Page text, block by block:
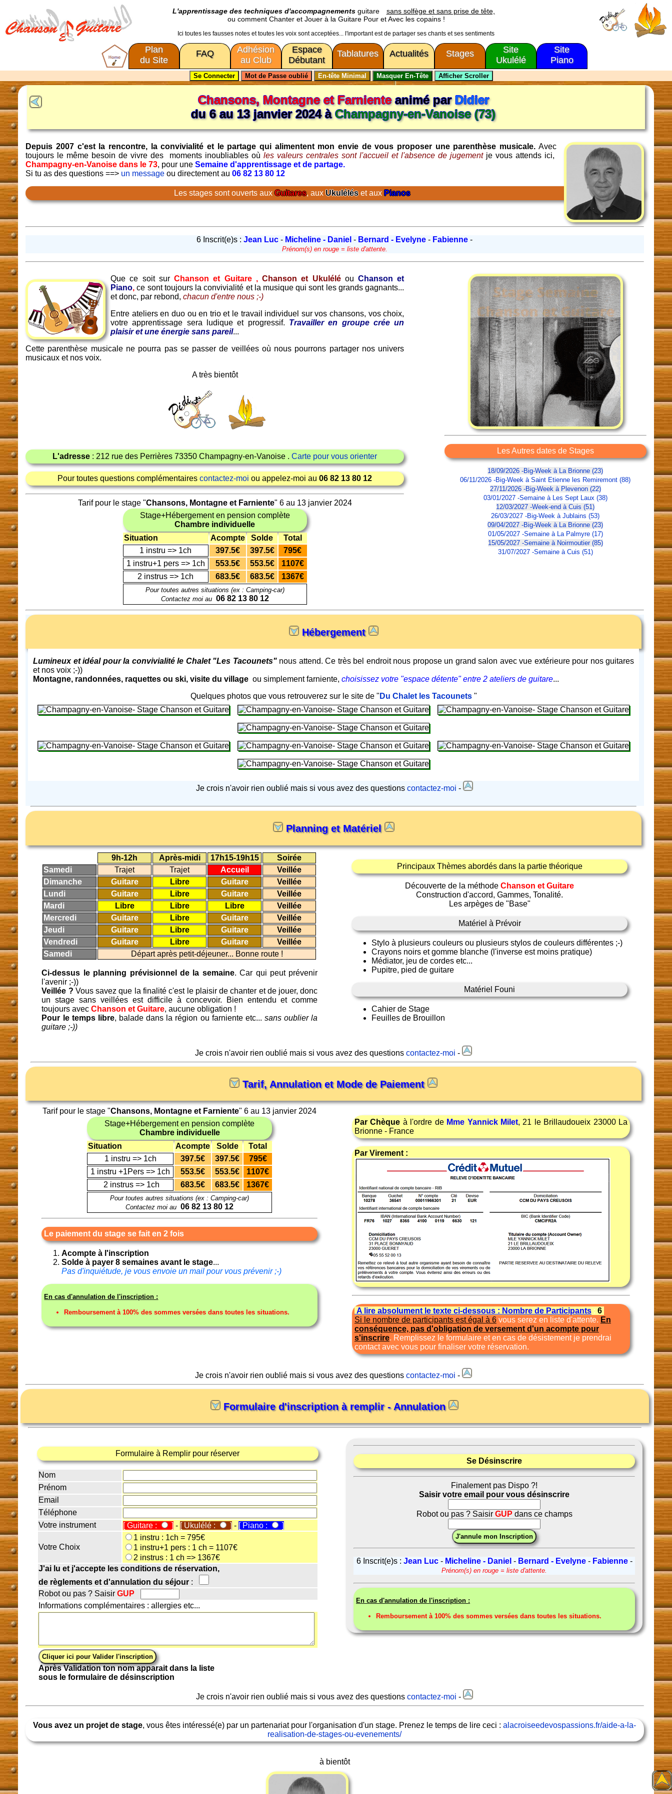
L'apprentissage des techniques d'accompagnementsguitare
sans solfège et sans prise de tête,
ou comment Chanter et Jouer à la Guitare Pour et Avec les copains !
Ici toutes les fausses notes et toutes les voix sont acceptées... l'important est de partager ses chants et ses sentiments
Plan
du Site
FAQ
Adhésion
au Club
Espace
Débutant
Tablatures Actualités Stages
Site
Ukulélé
Site
Piano
Chansons, Montagne et Farnienteanimé parDidier
du 6 au 13 janvier 2024 àChampagny-en-Vanoise (73)
Depuis 2007 c'est la rencontre, la convivialité et le partage qui alimentent mon envie de vous proposer une parenthèse musicale.Avec
toujours le même besoin de vivre des moments inoubliables où les valeurs centrales sont l'accueil et l'absence de jugementje vous attends ici,
Champagny-en-Vanoise dans le 73, pour uneSemaine d'apprentissage et de partage.
Si tu as des questions ==> un message ou directement au06 82 13 80 12
Les stages sont ouverts auxGuitares, aux Ukuléléset aux Pianos
6 Inscrit(e)s :Jean Luc - Micheline - Daniel- Bernard - Evelyne- Fabienne -
Prénom(s) en rouge = liste d'attente.
Que ce soit surChanson et Guitare ,Chanson et Ukulélé ou Chanson et
Piano,ce sont toujours la convivialité et la musique qui sont les grands gagnants...
et donc, par rebond,chacun d'entre nous ;-)
Entre ateliers en duo ou en trio et le travail individuel sur vos chansons, vos choix,
votre apprentissage sera ludique et progressif. Travailler en groupe crée un
plaisir et une énergie sans pareil...
Cette parenthèse musicale ne pourra pas se passer de veillées où nous pourrons partager nos univers
musicaux et nos voix.
A très bientôt
L'adresse : 212 rue des Perrières 73350 Champagny-en-Vanoise .Carte pour vous orienter
Pour toutes questions complémentairescontactez-moi ou appelez-moi au06 82 13 80 12
Tarif pour le stage "Chansons, Montagne et Farniente" 6 au 13 janvier 2024
Stage+Hébergement en pension complète
Chambre individuelle
Situation
Acompte Solde
Total
1 instru => 1ch
397.5€ 397.5€
795€
1 instru+1 pers => 1ch
553.5€ 553.5€
1107€
2 instrus => 1ch
683.5€ 683.5€ 1367€
Pour toutes autres situations (ex : Camping-car)
Contactez moi au 06 82 13 80 12
Les Autres dates de Stages
18/09/2026 -Big-Week à La Brionne (23)
06/11/2026 -Big-Week à Saint Etienne les Remiremont (88)
27/11/2026 -Big-Week à Plevenon (22)
03/01/2027 -Semaine à Les Sept Laux (38)
12/03/2027 -Week-end à Cuis (51)
26/03/2027 -Big-Week à Jublains (53)
09/04/2027 -Big-Week à La Brionne (23)
01/05/2027 -Semaine à La Palmyre (17)
15/05/2027 -Semaine à Noirmoutier (85)
31/07/2027 -Semaine à Cuis (51)
Hébergement
Lumineux et idéal pour la convivialité le Chalet "Les Tacounets"nous attend. Ce très bel endroit nous propose un grand salon avec vue extérieure pour nos guitares
et nos voix ;-))
Montagne, randonnées, raquettes ou ski, visite du village ou simplement farniente,choisissez votre "espace détente" entre 2 ateliers de guitare...
Quelques photos que vous retrouverez sur le site de " Du Chalet les Tacounets "
Je crois n'avoir rien oublié mais si vous avez des questionscontactez-moi -
Planning et Matériel
9h-12h Après-midi 17h15-19h15
Soirée
Samedi
Trajet Trajet Accueil
Veillée
Dimanche
Guitare Libre Guitare
Veillée
Lundi
Guitare Libre Guitare
Veillée
Mardi
Libre Libre Libre
Veillée
Mercredi
Guitare Libre Guitare
Veillée
Jeudi
Guitare Libre Guitare
Veillée
Vendredi
Guitare Libre Guitare
Veillée
Samedi
Départ après petit-déjeuner... Bonne route !
Ci-dessus le planning prévisionnel de la semaine. Car qui peut prévenir
l'avenir ;-))
Veillée ? Vous savez que la finalité c'est le plaisir de chanter et de jouer, donc
un stage sans veillées est difficile à concevoir. Bien entendu et comme
toujours avecChanson et Guitare, aucune obligation !
Pour le temps libre, balade dans la région ou farniente etc...sans oublier la
guitare ;-))
Principaux Thèmes abordés dans la partie théorique
Découverte de la méthodeChanson et Guitare
Construction d'accord, Gammes, Tonalité.
Les arpèges de "Base"
Matériel à Prévoir
Stylo à plusieurs couleurs ou plusieurs stylos de couleurs différentes ;-)
Crayons noirs et gomme blanche (l'inverse est moins pratique)
Médiator, jeu de cordes etc...
Pupitre, pied de guitare
Matériel Founi
Cahier de Stage
Feuilles de Brouillon
Je crois n'avoir rien oublié mais si vous avez des questionscontactez-moi -
Tarif, Annulation et Mode de Paiement
Tarif pour le stage "Chansons, Montagne et Farniente" 6 au 13 janvier 2024
Stage+Hébergement en pension complète
Chambre individuelle
Situation
Acompte Solde
Total
1 instru => 1ch
397.5€ 397.5€
795€
1 instru +1Pers => 1ch
553.5€ 553.5€
1107€
2 instrus => 1ch
683.5€ 683.5€ 1367€
Pour toutes autres situations (ex : Camping-car)
Contactez moi au 06 82 13 80 12
Le paiement du stage se fait en 2 fois
Acompte à l'inscription
Solde à payer 8 semaines avant le stage...
Pas d'inquiétude, je vous envoie un mail pour vous prévenir ;-)
En cas d'annulation de l'inscription :
Remboursement à 100% des sommes versées dans toutes les situations.
Par Chèque à l'ordre de Mme Yannick Milet, 21 le Brillaudoueix 23000 La
Brionne - France
Par Virement :
A lire absolument le texte ci-dessous : Nombre de Participants: 6
Si le nombre de participants est égal à 6vous serez en liste d'attente. En
conséquence, pas d'obligation de versement d'un acompte pour
s'inscrire. Remplissez le formulaire et en cas de désistement je prendrai
contact avec vous pour finaliser votre réservation.
Je crois n'avoir rien oublié mais si vous avez des questionscontactez-moi -
Formulaire d'inscription à remplir - Annulation
Formulaire à Remplir pour réserver
Nom
Prénom
Email
Téléphone
Votre instrument
[ Guitare : ] - [ Ukulélé : ] - [ Piano : ]
Votre Choix
1 instru : 1ch = 795€
1 instru+1 pers : 1 ch = 1107€
2 instrus : 1 ch => 1367€
J'ai lu et j'accepte les conditions de réservation,
de règlements et d'annulation du séjour:
Robot ou pas ? Saisir GUP
Informations complémentaires : allergies etc...
Après Validation ton nom apparait dans la liste
sous le formulaire de désinscription
Se Désinscrire
Finalement pas Dispo ?!
Saisir votre email pour vous désinscrire
Robot ou pas ? Saisir GUP dans ce champs
6 Inscrit(e)s : Jean Luc- Micheline - Daniel - Bernard - Evelyne - Fabienne-
Prénom(s) en rouge = liste d'attente.
En cas d'annulation de l'inscription :
Remboursement à 100% des sommes versées dans toutes les situations.
Je crois n'avoir rien oublié mais si vous avez des questionscontactez-moi -
Vous avez un projet de stage, vous êtes intéressé(e) par un partenariat pour l'organisation d'un stage. Prenez le temps de lire ceci :alacroiseedevospassions.fr/aide-a-la-
realisation-de-stages-ou-evenements/
à bientôt